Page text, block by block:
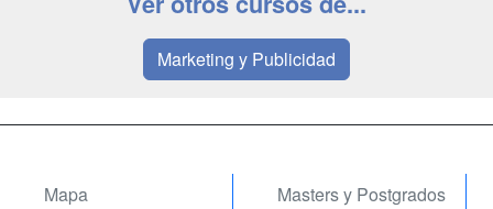
Marketing y Publicidad
Mapa
Masters y Postgrados